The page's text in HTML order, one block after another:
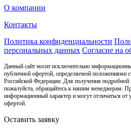
О компании
Контакты
Политика конфиденциальности
персональных данных Согласие на
Данный сайт носит исключительно
публичной офертой, определяемой положениями
Российской Федерации. Для получения
пожалуйста, обращайтесь к нашим менеджерам.
информационный характер и могут отличаться
офертой.
Оставить заявку